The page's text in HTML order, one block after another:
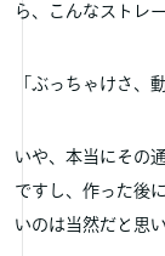
ら、こんなストレ
「ぶっちゃけさ、
いや、本当にその
ですし、作った後
いのは当然だと思い